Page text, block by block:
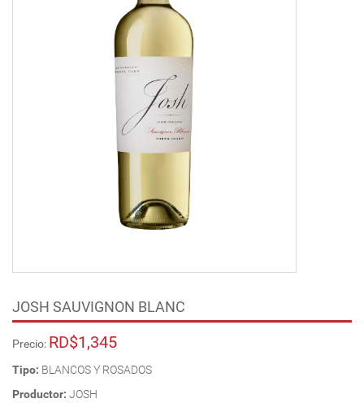
JOSH SAUVIGNON BLANC
Precio: RD$1,345
Tipo: BLANCOS Y ROSADOS
Productor: JOSH